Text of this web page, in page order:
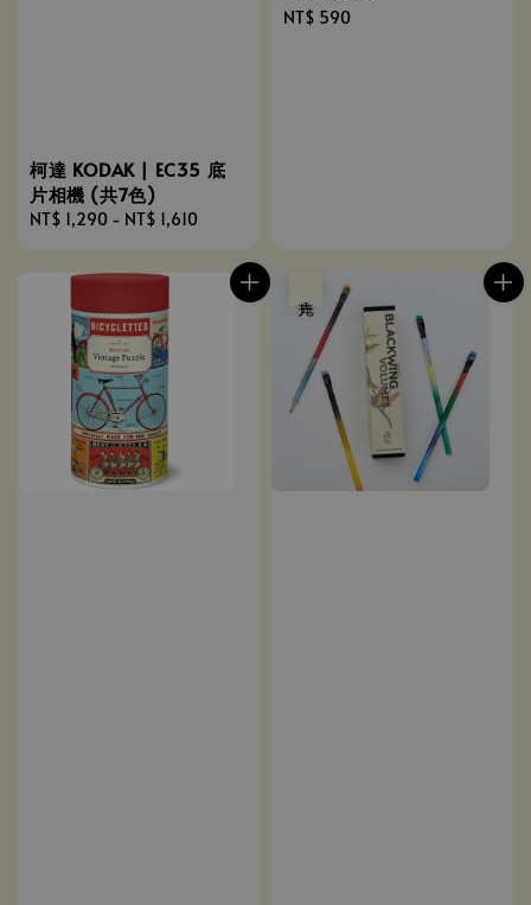
柯達 KODAK | EC35 底
片相機 (共7色)
Regular
NT$ 1,290 - NT$ 1,610
Regular
NT$ 590